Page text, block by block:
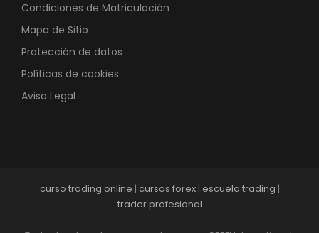
Condiciones de Matriculación
Mapa de Sitio
Protección de datos
Políticas de cookies
Aviso Legal
curso trading online | cursos forex| escuela trading |
trader profesional